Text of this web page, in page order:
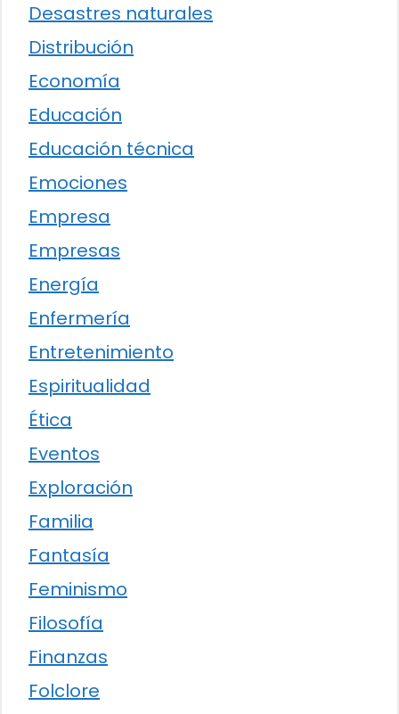
Desastres naturales
Distribución
Economía
Educación
Educación técnica
Emociones
Empresa
Empresas
Energía
Enfermería
Entretenimiento
Espiritualidad
Ética
Eventos
Exploración
Familia
Fantasía
Feminismo
Filosofía
Finanzas
Folclore